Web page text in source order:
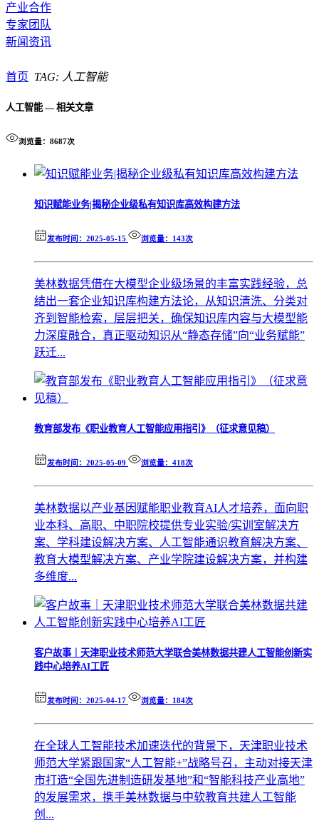
产业合作
专家团队
新闻资讯
首页 TAG: 人工智能
人工智能 — 相关文章
浏览量：8687次
知识赋能业务|揭秘企业级私有知识库高效构建方法
发布时间：2025-05-15 浏览量：143次
美林数据凭借在大模型企业级场景的丰富实践经验，总
结出一套企业知识库构建方法论，从知识清洗、分类对
齐到智能检索，层层把关，确保知识库内容与大模型能
力深度融合，真正驱动知识从“静态存储”向“业务赋能”
跃迁...
教育部发布《职业教育人工智能应用指引》（征求意见稿）
发布时间：2025-05-09 浏览量：418次
美林数据以产业基因赋能职业教育AI人才培养，面向职
业本科、高职、中职院校提供专业实验/实训室解决方
案、学科建设解决方案、人工智能通识教育解决方案、
教育大模型解决方案、产业学院建设解决方案，并构建
多维度...
客户故事｜天津职业技术师范大学联合美林数据共建人工智能创新实
践中心培养AI工匠
发布时间：2025-04-17 浏览量：184次
在全球人工智能技术加速迭代的背景下，天津职业技术
师范大学紧跟国家“人工智能+”战略号召，主动对接天津
市打造“全国先进制造研发基地”和“智能科技产业高地”
的发展需求，携手美林数据与中软教育共建人工智能
创...